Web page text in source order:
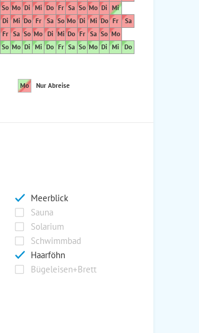
So Mo Di Mi Do Fr Sa So Mo Di Mi
Di Mi Do Fr Sa So Mo Di Mi Do Fr
Sa
Fr Sa So Mo Di Mi Do Fr Sa So Mo
So Mo Di Mi Do Fr Sa So Mo Di Mi Do
Mo Nur Abreise
Meerblick
Sauna
Solarium
Schwimmbad
Haarföhn
Bügeleisen+Brett